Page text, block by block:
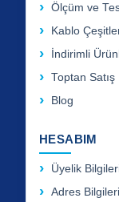
Ölçüm ve
Kablo
İndirimli
Toptan Satış
Blog
HESABIM
Üyelik
Adres